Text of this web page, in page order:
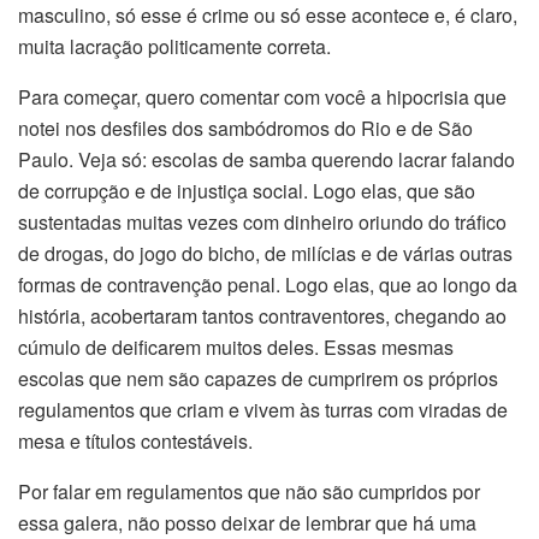
masculino, só esse é crime ou só esse acontece e, é claro,
muita lacração politicamente correta.
Para começar, quero comentar com você a hipocrisia que
notei nos desfiles dos sambódromos do Rio e de São
Paulo. Veja só: escolas de samba querendo lacrar falando
de corrupção e de injustiça social. Logo elas, que são
sustentadas muitas vezes com dinheiro oriundo do tráfico
de drogas, do jogo do bicho, de milícias e de várias outras
formas de contravenção penal. Logo elas, que ao longo da
história, acobertaram tantos contraventores, chegando ao
cúmulo de deificarem muitos deles. Essas mesmas
escolas que nem são capazes de cumprirem os próprios
regulamentos que criam e vivem às turras com viradas de
mesa e títulos contestáveis.
Por falar em regulamentos que não são cumpridos por
essa galera, não posso deixar de lembrar que há uma